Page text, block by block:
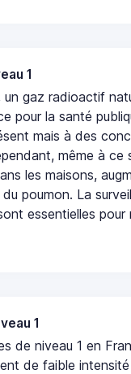
1
un gaz radioactif
pour la santé
mais à des
même à ce
les maisons,
poumon. La
essentielles pour
1
de niveau 1 en
de faible